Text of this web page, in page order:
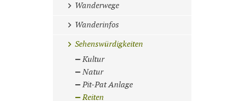
Wanderwege
Wanderinfos
Sehenswürdigkeiten
Kultur
Natur
Pit-Pat Anlage
Reiten